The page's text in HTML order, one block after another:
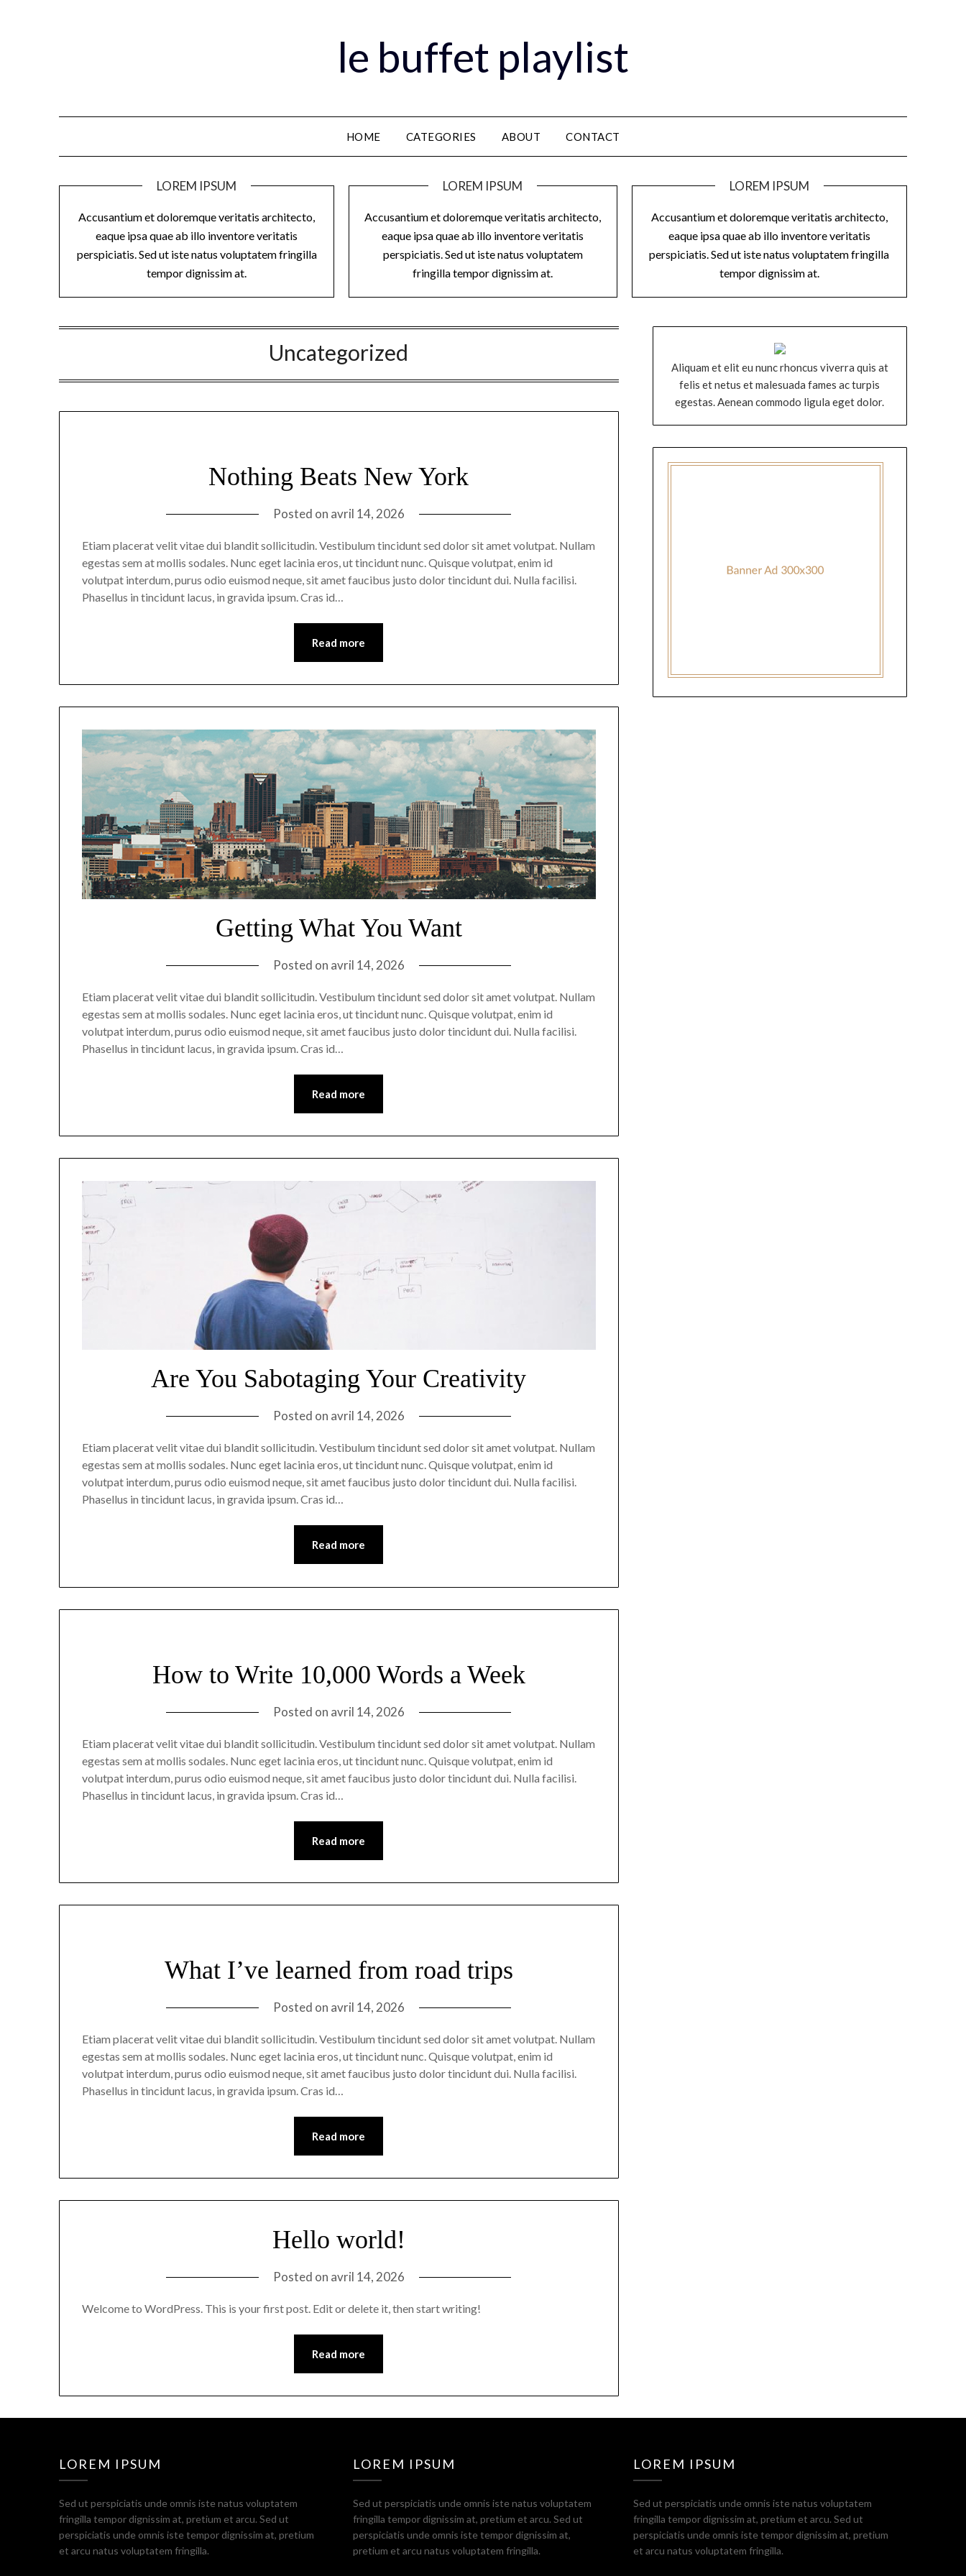
le buffet playlist
HOME CATEGORIES ABOUT CONTACT
LOREM IPSUM
Accusantium et doloremque veritatis architecto,
eaque ipsa quae ab illo inventore veritatis
perspiciatis. Sed ut iste natus voluptatem fringilla
tempor dignissim at.
LOREM IPSUM
Accusantium et doloremque veritatis architecto,
eaque ipsa quae ab illo inventore veritatis
perspiciatis. Sed ut iste natus voluptatem
fringilla tempor dignissim at.
LOREM IPSUM
Accusantium et doloremque veritatis architecto,
eaque ipsa quae ab illo inventore veritatis
perspiciatis. Sed ut iste natus voluptatem fringilla
tempor dignissim at.
Uncategorized
Nothing Beats New York
Posted on avril 14, 2026
Etiam placerat velit vitae dui blandit sollicitudin. Vestibulum tincidunt sed dolor sit amet volutpat. Nullam
egestas sem at mollis sodales. Nunc eget lacinia eros, ut tincidunt nunc. Quisque volutpat, enim id
volutpat interdum, purus odio euismod neque, sit amet faucibus justo dolor tincidunt dui. Nulla facilisi.
Phasellus in tincidunt lacus, in gravida ipsum. Cras id…
Read more
Getting What You Want
Posted on avril 14, 2026
Etiam placerat velit vitae dui blandit sollicitudin. Vestibulum tincidunt sed dolor sit amet volutpat. Nullam
egestas sem at mollis sodales. Nunc eget lacinia eros, ut tincidunt nunc. Quisque volutpat, enim id
volutpat interdum, purus odio euismod neque, sit amet faucibus justo dolor tincidunt dui. Nulla facilisi.
Phasellus in tincidunt lacus, in gravida ipsum. Cras id…
Read more
Are You Sabotaging Your Creativity
Posted on avril 14, 2026
Etiam placerat velit vitae dui blandit sollicitudin. Vestibulum tincidunt sed dolor sit amet volutpat. Nullam
egestas sem at mollis sodales. Nunc eget lacinia eros, ut tincidunt nunc. Quisque volutpat, enim id
volutpat interdum, purus odio euismod neque, sit amet faucibus justo dolor tincidunt dui. Nulla facilisi.
Phasellus in tincidunt lacus, in gravida ipsum. Cras id…
Read more
How to Write 10,000 Words a Week
Posted on avril 14, 2026
Etiam placerat velit vitae dui blandit sollicitudin. Vestibulum tincidunt sed dolor sit amet volutpat. Nullam
egestas sem at mollis sodales. Nunc eget lacinia eros, ut tincidunt nunc. Quisque volutpat, enim id
volutpat interdum, purus odio euismod neque, sit amet faucibus justo dolor tincidunt dui. Nulla facilisi.
Phasellus in tincidunt lacus, in gravida ipsum. Cras id…
Read more
What I’ve learned from road trips
Posted on avril 14, 2026
Etiam placerat velit vitae dui blandit sollicitudin. Vestibulum tincidunt sed dolor sit amet volutpat. Nullam
egestas sem at mollis sodales. Nunc eget lacinia eros, ut tincidunt nunc. Quisque volutpat, enim id
volutpat interdum, purus odio euismod neque, sit amet faucibus justo dolor tincidunt dui. Nulla facilisi.
Phasellus in tincidunt lacus, in gravida ipsum. Cras id…
Read more
Hello world!
Posted on avril 14, 2026
Welcome to WordPress. This is your first post. Edit or delete it, then start writing!
Read more
Aliquam et elit eu nunc rhoncus viverra quis at
felis et netus et malesuada fames ac turpis
egestas. Aenean commodo ligula eget dolor.
LOREM IPSUM
Sed ut perspiciatis unde omnis iste natus voluptatem
fringilla tempor dignissim at, pretium et arcu. Sed ut
perspiciatis unde omnis iste tempor dignissim at, pretium
et arcu natus voluptatem fringilla.
LOREM IPSUM
Sed ut perspiciatis unde omnis iste natus voluptatem
fringilla tempor dignissim at, pretium et arcu. Sed ut
perspiciatis unde omnis iste tempor dignissim at,
pretium et arcu natus voluptatem fringilla.
LOREM IPSUM
Sed ut perspiciatis unde omnis iste natus voluptatem
fringilla tempor dignissim at, pretium et arcu. Sed ut
perspiciatis unde omnis iste tempor dignissim at, pretium
et arcu natus voluptatem fringilla.